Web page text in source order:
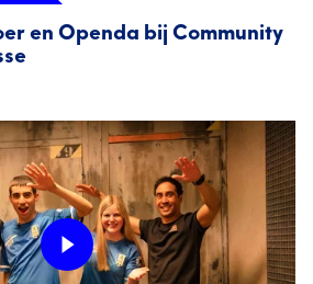
en Openda bij Community